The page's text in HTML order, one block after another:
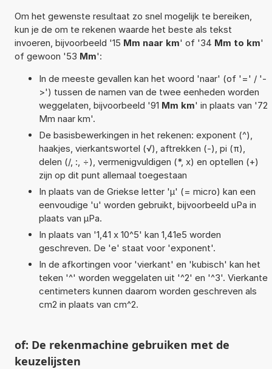
Om het gewenste resultaat zo snel mogelijk te bereiken,
kun je de om te rekenen waarde het beste als tekst
invoeren, bijvoorbeeld '15 Mm naar km' of '34 Mm to km'
of gewoon '53 Mm':
In de meeste gevallen kan het woord 'naar' (of '=' / '-
>') tussen de namen van de twee eenheden worden
weggelaten, bijvoorbeeld '91 Mm km' in plaats van '72
Mm naar km'.
De basisbewerkingen in het rekenen: exponent (^),
haakjes, vierkantswortel (√), aftrekken (-), pi (π),
delen (/, :, ÷), vermenigvuldigen (*, x) en optellen (+)
zijn op dit punt allemaal toegestaan
In plaats van de Griekse letter 'µ' (= micro) kan een
eenvoudige 'u' worden gebruikt, bijvoorbeeld uPa in
plaats van µPa.
In plaats van '1,41 x 10^5' kan 1,41e5 worden
geschreven. De 'e' staat voor 'exponent'.
In de afkortingen voor 'vierkant' en 'kubisch' kan het
teken '^' worden weggelaten uit '^2' en '^3'. Vierkante
centimeters kunnen daarom worden geschreven als
cm2 in plaats van cm^2.
of: De rekenmachine gebruiken met de
keuzelijsten